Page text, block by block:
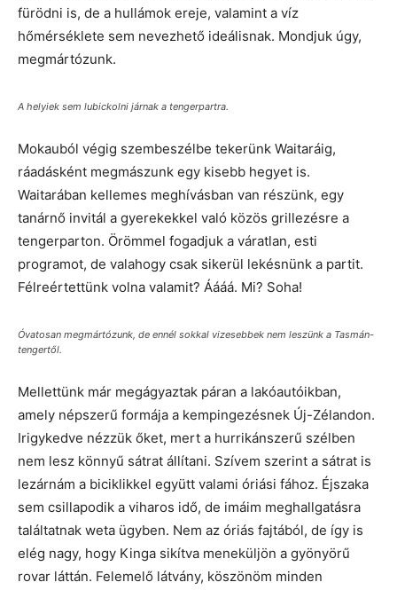
fürödni is, de a hullámok ereje, valamint a víz
hőmérséklete sem nevezhető ideálisnak. Mondjuk úgy,
megmártózunk.
A helyiek sem lubickolni járnak a tengerpartra.
Mokauból végig szembeszélbe tekerünk Waitaráig,
ráadásként megmászunk egy kisebb hegyet is.
Waitarában kellemes meghívásban van részünk, egy
tanárnő invitál a gyerekekkel való közös grillezésre a
tengerparton. Örömmel fogadjuk a váratlan, esti
programot, de valahogy csak sikerül lekésnünk a partit.
Félreértettünk volna valamit? Áááá. Mi? Soha!
Óvatosan megmártózunk, de ennél sokkal vizesebbek nem leszünk a Tasmán-
tengertől.
Mellettünk már megágyaztak páran a lakóautóikban,
amely népszerű formája a kempingezésnek Új-Zélandon.
Irigykedve nézzük őket, mert a hurrikánszerű szélben
nem lesz könnyű sátrat állítani. Szívem szerint a sátrat is
lezárnám a biciklikkel együtt valami óriási fához. Éjszaka
sem csillapodik a viharos idő, de imáim meghallgatásra
találtatnak weta ügyben. Nem az óriás fajtából, de így is
elég nagy, hogy Kinga sikítva meneküljön a gyönyörű
rovar láttán. Felemelő látvány, köszönöm minden